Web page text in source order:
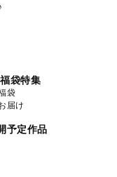
袋特集
袋
届け
予定作品